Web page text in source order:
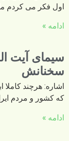
اول فکر می کردم
ادامه »
سیمای آیت
سخنانش
اشاره: هرچند
که کشور و مردم
ادامه »